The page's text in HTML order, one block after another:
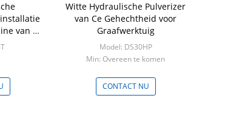
van 4-
Witte Hydraulische Pulverizer
van Ce Gehechtheid voor
Graafwerktuig
Model: DS30HP
Min: Overeen te komen
CONTACT NU